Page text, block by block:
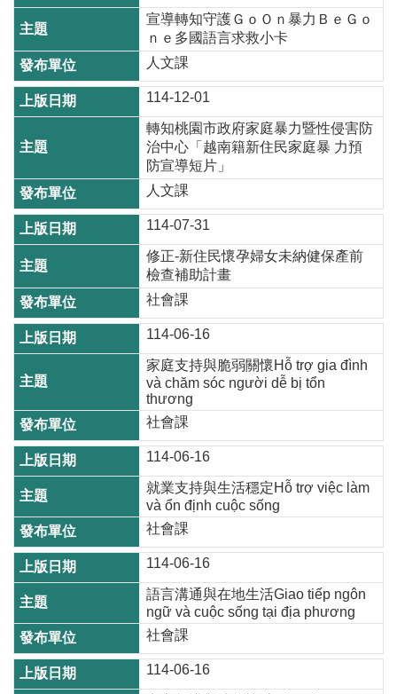
進
階
搜
尋
蘆
區
介
紹
訊
息
公
告
生
活
便
民
資
訊
機
關
通
訊
錄
相
關
資
宣導轉知守護ＧｏＯｎ暴力ＢｅＧｏ
ｎｅ多國語言求救小卡
人文課
114-12-01
轉知桃園市政府家庭暴力暨性侵害防
治中心「越南籍新住民家庭暴 力預
防宣導短片」
人文課
114-07-31
修正-新住民懷孕婦女未納健保產前
檢查補助計畫
社會課
114-06-16
家庭支持與脆弱關懷Hỗ trợ gia đình
và chăm sóc người dễ bị tổn
thương
社會課
114-06-16
就業支持與生活穩定Hỗ trợ việc làm
và ổn định cuộc sống
社會課
114-06-16
語言溝通與在地生活Giao tiếp ngôn
ngữ và cuộc sống tại địa phương
社會課
114-06-16